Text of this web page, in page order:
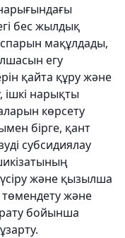
бес жылдық
мақұлдады,
егу
қайта құру және
ішкі нарықты
көрсету
бірге, қант
субсидиялау
және қызылша
төмендету және
бойынша